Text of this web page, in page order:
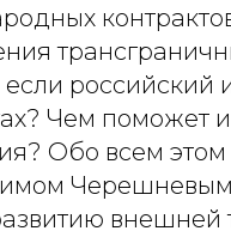
российский
Чем поможет
Обо всем этом
внешней